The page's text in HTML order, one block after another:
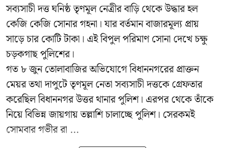
সব্যসাচী দত্ত ঘনিষ্ঠ তৃণমূল নেত্রীর বাড়ি থেকে উদ্ধার হল
কেজি কেজি সোনার গহনা। যার বর্তমান বাজারমূল্য প্রায়
সাড়ে চার কোটি টাকা। এই বিপুল পরিমাণ সোনা দেখে চক্ষু
চড়কগাছ পুলিশের।
গত ৮ জুন তোলাবাজির অভিযোগে বিধাননগরের প্রাক্তন
মেয়র তথা দাপুটে তৃণমূল নেতা সব্যসাচী দত্তকে গ্রেফতার
করেছিল বিধাননগর উত্তর থানার পুলিশ। এরপর থেকে তাঁকে
নিয়ে বিভিন্ন জায়গায় তল্লাশি চালাচ্ছে পুলিশ। সেরকমই
সোমবার গভীর রা ...